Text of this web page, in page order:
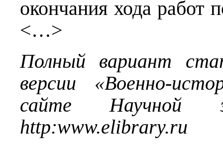
окончания хода работ
<…>
Полный вариант
версии «Военно-
сайте Научной
http:www.elibrary.ru